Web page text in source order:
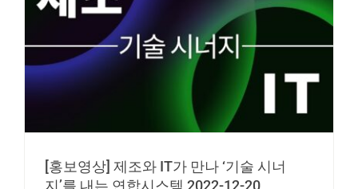
[홍보영상] 제조와 IT가 만나 ‘기술 시너
지’를 내는 연합시스템 2022-12-20